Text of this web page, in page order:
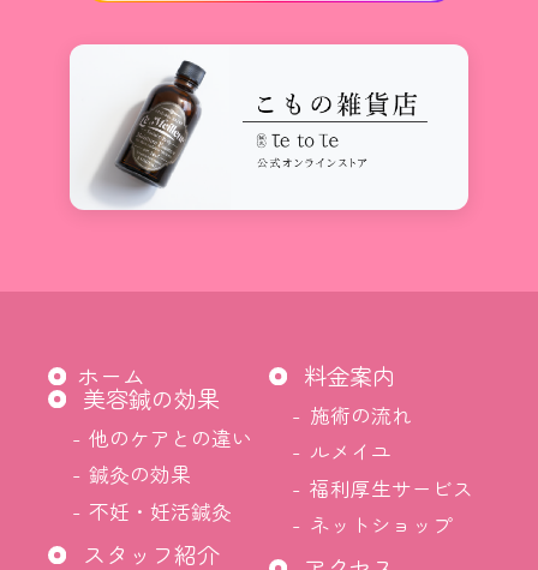
ホーム
美容鍼の効果
他のケアとの違い
鍼灸の効果
不妊・妊活鍼灸
スタッフ紹介
料金案内
施術の流れ
ルメイユ
福利厚生サービス
ネットショップ